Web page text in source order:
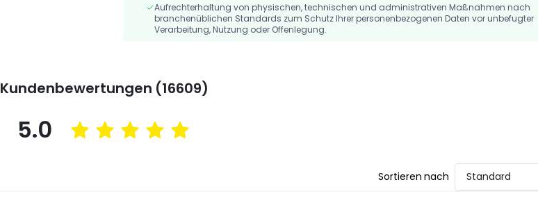
Aufrechterhaltung von physischen, technischen und administrativen Maßnahmen nach
branchenüblichen Standards zum Schutz Ihrer personenbezogenen Daten vor unbefugter
Verarbeitung, Nutzung oder Offenlegung.
Kundenbewertungen (16609)
5.0
Sortieren nach Standard